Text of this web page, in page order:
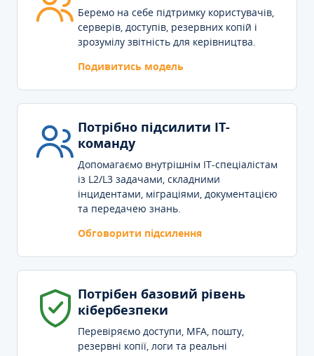
Беремо на себе підтримку користувачів,
серверів, доступів, резервних копій і
зрозумілу звітність для керівництва.
Подивитись модель
Потрібно підсилити IT-
команду
Допомагаємо внутрішнім IT-спеціалістам
із L2/L3 задачами, складними
інцидентами, міграціями, документацією
та передачею знань.
Обговорити підсилення
Потрібен базовий рівень
кібербезпеки
Перевіряємо доступи, MFA, пошту,
резервні копії, логи та реальні